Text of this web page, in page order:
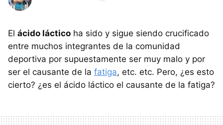
El ácido láctico ha sido y sigue siendo crucificado
entre muchos integrantes de la comunidad
deportiva por supuestamente ser muy malo y por
ser el causante de la fatiga, etc. etc. Pero, ¿es esto
cierto? ¿es el ácido láctico el causante de la fatiga?